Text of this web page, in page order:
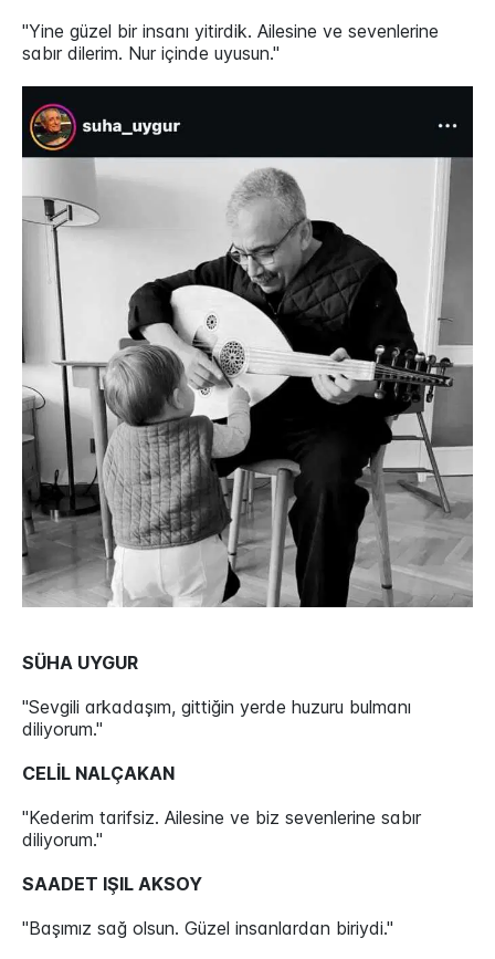
"Yine güzel bir insanı yitirdik. Ailesine ve sevenlerine
sabır dilerim. Nur içinde uyusun."
SÜHA UYGUR
"Sevgili arkadaşım, gittiğin yerde huzuru bulmanı
diliyorum."
CELİL NALÇAKAN
"Kederim tarifsiz. Ailesine ve biz sevenlerine sabır
diliyorum."
SAADET IŞIL AKSOY
"Başımız sağ olsun. Güzel insanlardan biriydi."